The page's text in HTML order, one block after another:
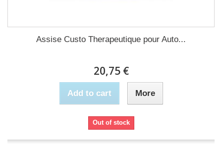
Assise Custo Therapeutique pour Auto...
20,75 €
Add to cart More
Out of stock